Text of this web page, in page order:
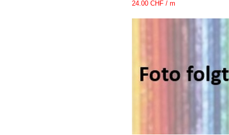
24.00 CHF / m